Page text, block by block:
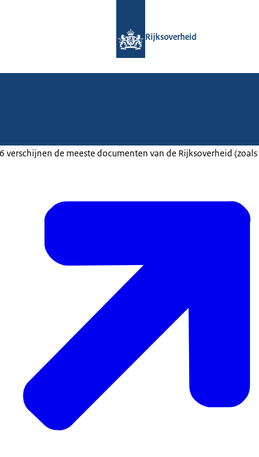
Rijksoverheid
verschijnen de meeste documenten van de Rijksoverheid